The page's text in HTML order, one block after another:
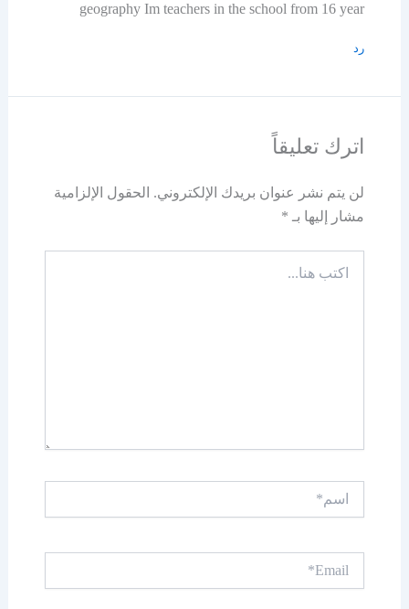
geography Im teachers in the school from 16 year
رد
اترك تعليقاً
لن يتم نشر عنوان بريدك الإلكتروني. الحقول الإلزامية
مشار إليها بـ *
هنا...